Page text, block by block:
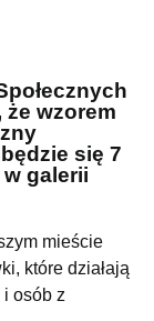
wzorem
się 7
w galerii
mieście
które działają
osób z